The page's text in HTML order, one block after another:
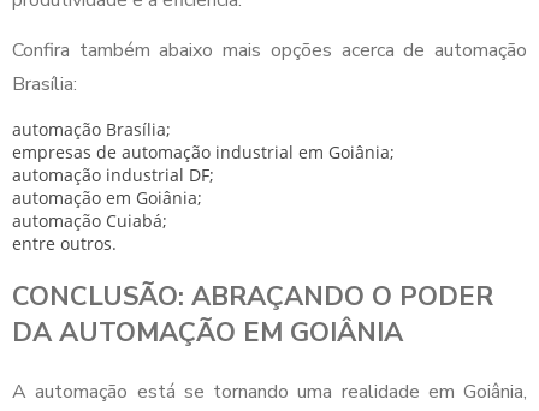
Confira também abaixo mais opções acerca de automação
Brasília:
automação Brasília;
empresas de automação industrial em Goiânia;
automação industrial DF;
automação em Goiânia;
automação Cuiabá;
entre outros.
CONCLUSÃO: ABRAÇANDO O PODER
DA AUTOMAÇÃO EM GOIÂNIA
A automação está se tornando uma realidade em Goiânia,